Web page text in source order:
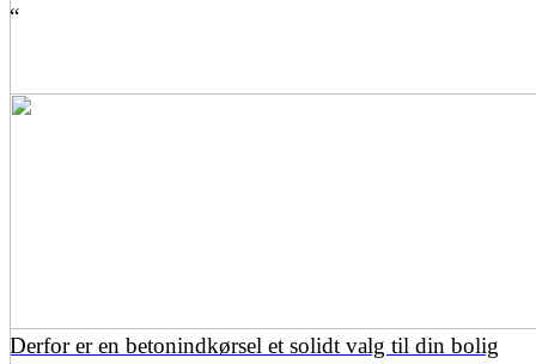
Derfor er en betonindkørsel et solidt valg til din bolig
“